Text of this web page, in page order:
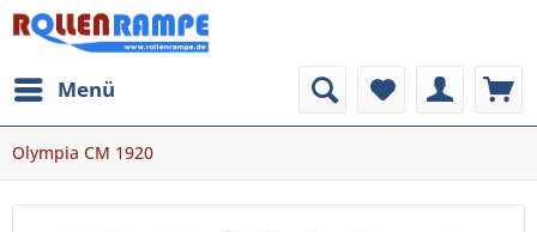
Menü
Olympia CM 1920